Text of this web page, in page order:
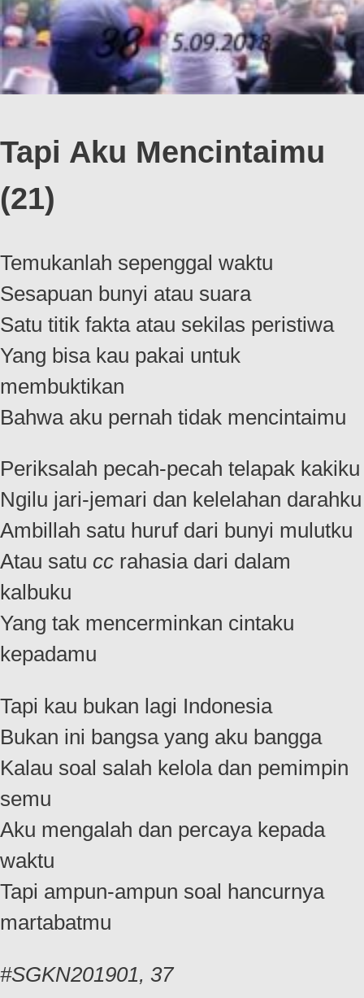
Tapi Aku Mencintaimu
(21)
Temukanlah sepenggal waktu
Sesapuan bunyi atau suara
Satu titik fakta atau sekilas peristiwa
Yang bisa kau pakai untuk
membuktikan
Bahwa aku pernah tidak mencintaimu
Periksalah pecah-pecah telapak kakiku
Ngilu jari-jemari dan kelelahan darahku
Ambillah satu huruf dari bunyi mulutku
Atau satu cc rahasia dari dalam
kalbuku
Yang tak mencerminkan cintaku
kepadamu
Tapi kau bukan lagi Indonesia
Bukan ini bangsa yang aku bangga
Kalau soal salah kelola dan pemimpin
semu
Aku mengalah dan percaya kepada
waktu
Tapi ampun-ampun soal hancurnya
martabatmu
#SGKN201901, 37